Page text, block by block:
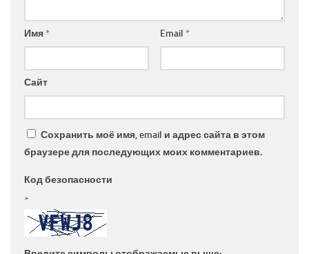
Имя* Email *
Сайт
Сохранить моё имя, email и адрес сайта в этом
браузере для последующих моих комментариев.
Код безопасности
*